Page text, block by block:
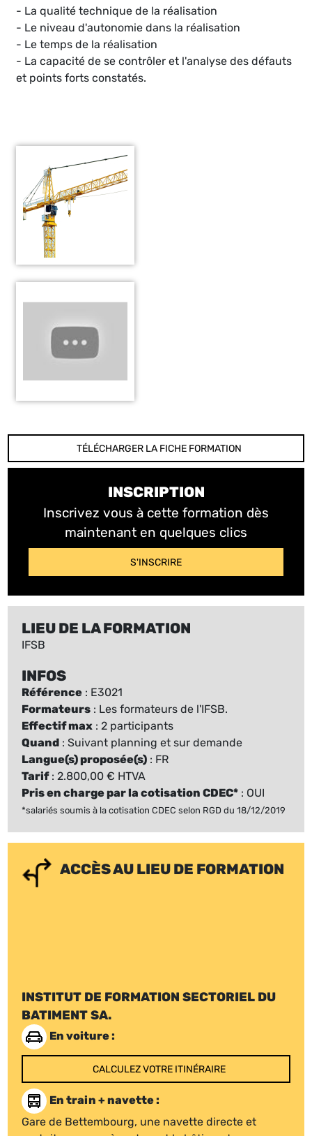
- La qualité technique de la réalisation
- Le niveau d'autonomie dans la réalisation
- Le temps de la réalisation
- La capacité de se contrôler et l'analyse des défauts
et points forts constatés.
TÉLÉCHARGER LA FICHE FORMATION
INSCRIPTION
Inscrivez vous à cette formation dès
maintenant en quelques clics
S'INSCRIRE
LIEU DE LA FORMATION
IFSB
INFOS
Référence : E3021
Formateurs : Les formateurs de l'IFSB.
Effectif max : 2 participants
Quand : Suivant planning et sur demande
Langue(s) proposée(s) : FR
Tarif: 2.800,00 € HTVA
Pris en charge par la cotisation CDEC* : OUI
*salariés soumis à la cotisation CDEC selon RGD du 18/12/2019
ACCÈS AU LIEU DE FORMATION
INSTITUT DE FORMATION SECTORIEL DU
BATIMENT SA.
En voiture :
CALCULEZ VOTRE ITINÉRAIRE
En train + navette :
Gare de Bettembourg, une navette directe et